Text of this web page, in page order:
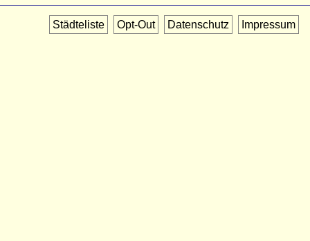
Städteliste Opt-Out Datenschutz Impressum